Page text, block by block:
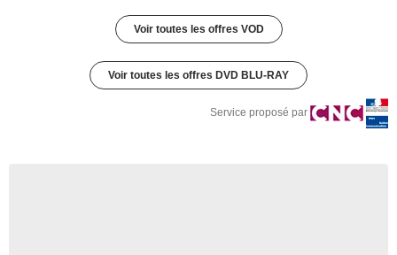
Voir toutes les offres VOD
Voir toutes les offres DVD BLU-RAY
Service proposé par